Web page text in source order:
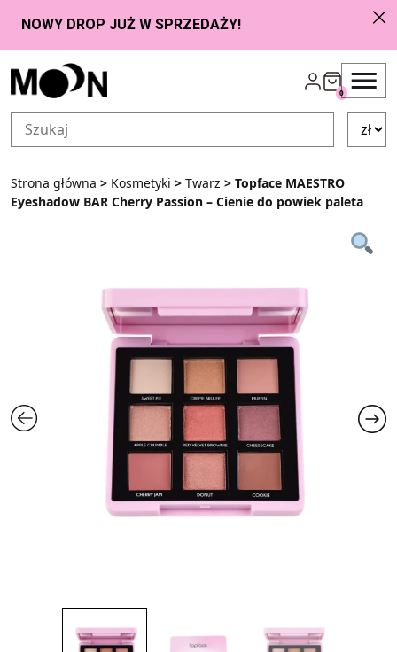
Przejdź do zawartości
0
Strona główna > Kosmetyki > Twarz > Topface MAESTRO
Eyeshadow BAR Cherry Passion – Cienie do powiek paleta